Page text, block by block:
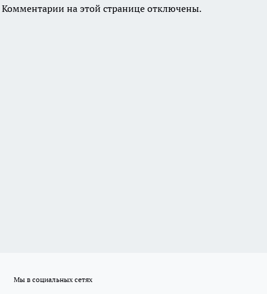
Комментарии на этой странице отключены.
Мы в социальных сетях